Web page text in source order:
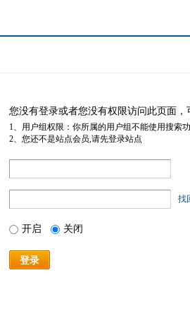
您没有登录或者您没有权限访问此页面
1、用户组权限：你所属的用户组不能使用搜索
2、您还不是站点会员,请先登录站点
找
开启 关闭
登录